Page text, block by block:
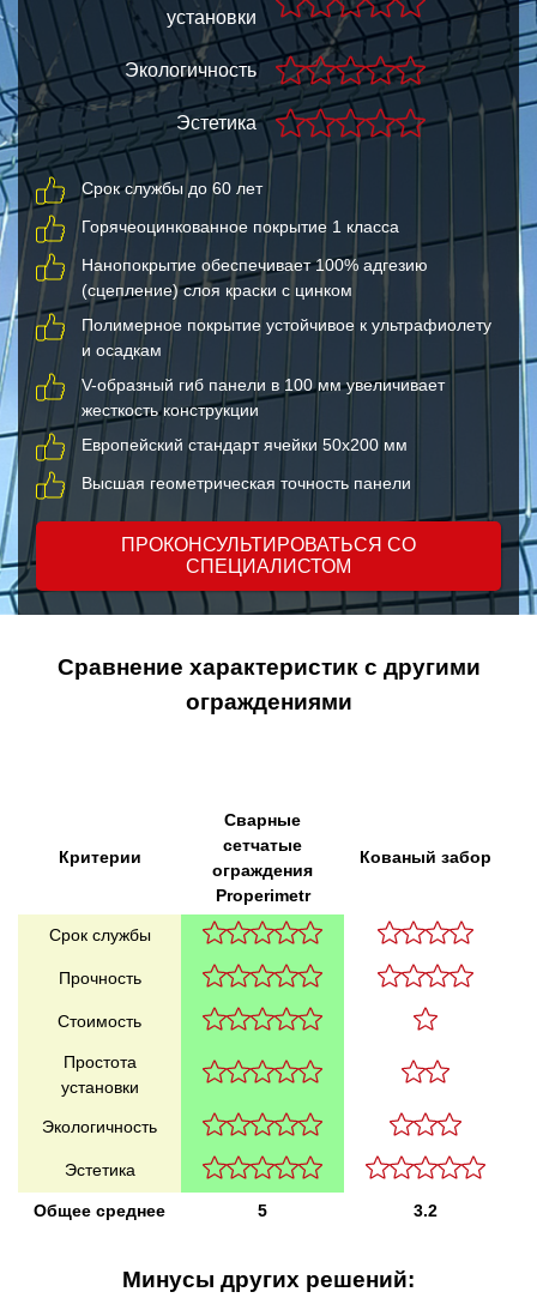
установки
Экологичность
Эстетика
Срок службы до 60 лет
Горячеоцинкованное покрытие 1 класса
Нанопокрытие обеспечивает 100% адгезию
(сцепление) слоя краски с цинком
Полимерное покрытие устойчивое к ультрафиолету
и осадкам
V-образный гиб панели в 100 мм увеличивает
жесткость конструкции
Европейский стандарт ячейки 50х200 мм
Высшая геометрическая точность панели
ПРОКОНСУЛЬТИРОВАТЬСЯ СО
СПЕЦИАЛИСТОМ
Сравнение характеристик с другими
ограждениями
Критерии
Сварные
сетчатые
ограждения
Properimetr
Кованый забор
Срок службы
Прочность
Стоимость
Простота
установки
Экологичность
Эстетика
Общее среднее 5 3.2
Минусы других решений: